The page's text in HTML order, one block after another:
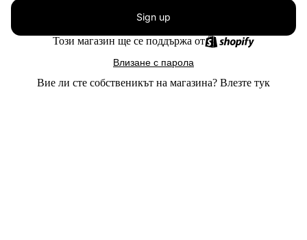
Sign up
Този магазин ще се поддържа от
Влизане с парола
Вие ли сте собственикът на магазина? Влезте тук